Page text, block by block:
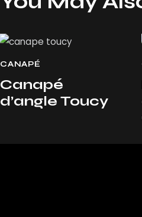
CANAPÉ
Canapé
d’angle Toucy